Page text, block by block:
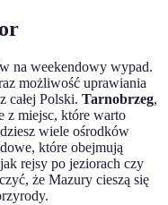
na weekendowy wypad.
możliwość uprawiania
całej Polski. Tarnobrzeg,
z miejsc, które warto
wiele ośrodków
które obejmują
rejsy po jeziorach czy
że Mazury cieszą się